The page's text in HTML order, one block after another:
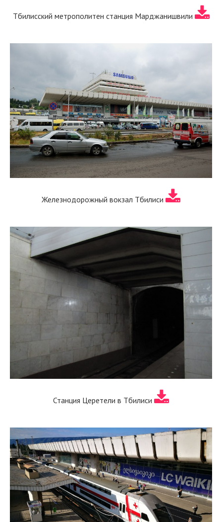
Тбилисский метрополитен станция Марджанишвили
Железнодорожный вокзал Тбилиси
Станция Церетели в Тбилиси